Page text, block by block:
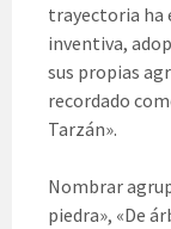
trayectoria ha
inventiva,
sus propias
recordado
Tarzán».
Nombrar
piedra», «De